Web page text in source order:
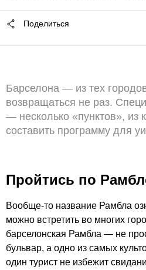
Поделиться
Барселона — из тех
возвращаться не раз.
— несколько «пунктов», из
составить программу для
Пройтись по
Вообще-то название Рамбла
можно встретить во многих
барселонская Рамбла — не
бульвар, а одно из самых
один турист не избежит